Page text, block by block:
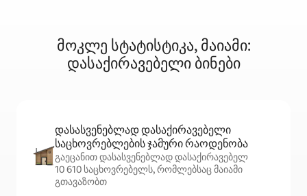
მოკლე სტატისტიკა, მაიამი:
დასაქირავებელი ბინები
დასასვენებლად დასაქირავებელი
საცხოვრებლების ჯამური რაოდენობა
გაეცანით დასასვენებლად დასაქირავებელ
10 610 საცხოვრებელს, რომლებსაც მაიამი
გთავაზობთ